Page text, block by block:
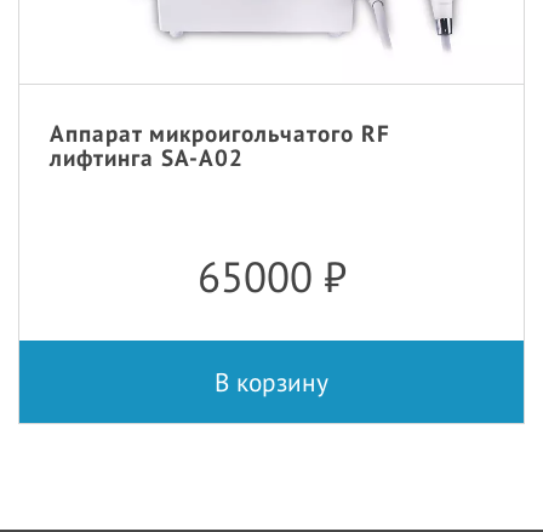
Аппарат микроигольчатого RF
лифтинга SA-A02
65000 ₽
В корзину